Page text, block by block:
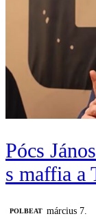
Pócs
s maffia a
‎POLBEAT március 7.